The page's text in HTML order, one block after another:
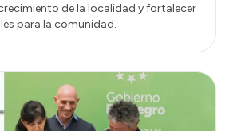
de la localidad y fortalecer
para la comunidad.